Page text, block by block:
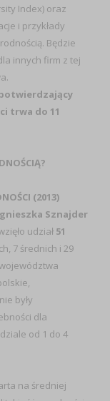
Index) oraz
i przykłady
Będzie
innych firm z tej
trwa do 11
(2013)
Sznajder
udział 51
7 średnich i 29
były
dla
od 1 do 4
na średniej